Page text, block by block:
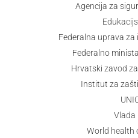
Agencija za
Federalna uprava za
Federalno
Hrvatski zavod
Institut za
Vlada
World health